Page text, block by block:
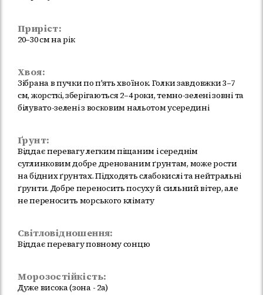
Приріст:
20–30 см на рік
Хвоя:
Зібрана в пучки по п'ять хвоїнок. Голки завдовжки 3–7
см, жорсткі, зберігаються 2–4 роки, темно-зелені зовні та
білувато-зелені з восковим нальотом усередині
Ґрунт:
Віддає перевагу легким піщаним і середнім
суглинковим добре дренованим ґрунтам, може рости
на бідних ґрунтах. Підходять слабокислі та нейтральні
ґрунти. Добре переносить посуху й сильний вітер, але
не переносить морського клімату
Світловідношення:
Віддає перевагу повному сонцю
Морозостійкість:
Дуже висока (зона - 2а)